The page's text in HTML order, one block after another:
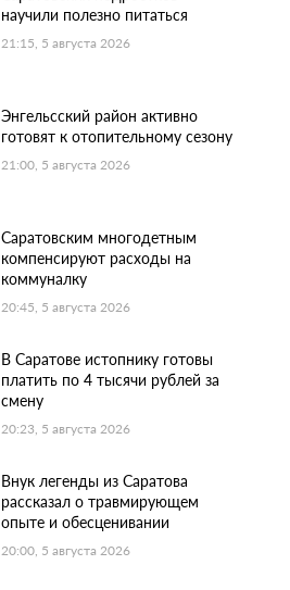
научили полезно питаться
21:15, 5 августа 2026
Энгельсский район активно
готовят к отопительному сезону
21:00, 5 августа 2026
Саратовским многодетным
компенсируют расходы на
коммуналку
20:45, 5 августа 2026
В Саратове истопнику готовы
платить по 4 тысячи рублей за
смену
20:23, 5 августа 2026
Внук легенды из Саратова
рассказал о травмирующем
опыте и обесценивании
20:00, 5 августа 2026